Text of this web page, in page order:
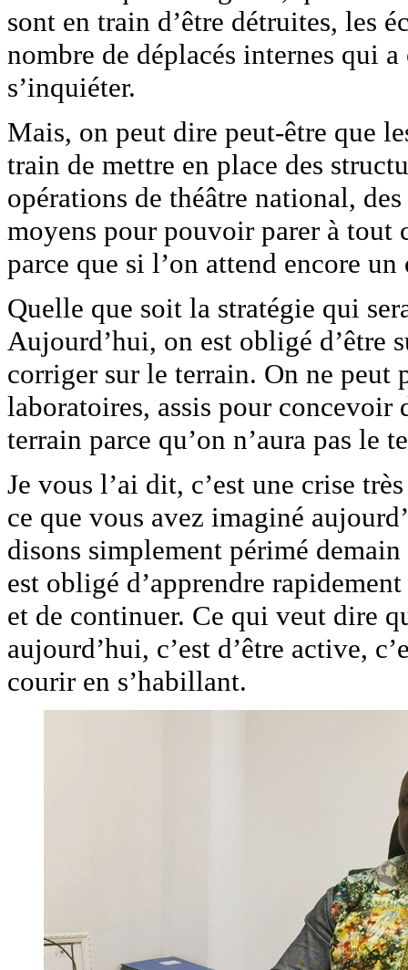
sont en train d’être détruites, les
nombre de déplacés internes qui
s’inquiéter.
Mais, on peut dire peut-être que
train de mettre en place des
opérations de théâtre national,
moyens pour pouvoir parer à tout
parce que si l’on attend encore
Quelle que soit la stratégie qui
Aujourd’hui, on est obligé d’être
corriger sur le terrain. On ne peut
laboratoires, assis pour concevoir
terrain parce qu’on n’aura pas le
Je vous l’ai dit, c’est une crise
ce que vous avez imaginé
disons simplement périmé
est obligé d’apprendre
et de continuer. Ce qui veut dire
aujourd’hui, c’est d’être active,
courir en s’habillant.